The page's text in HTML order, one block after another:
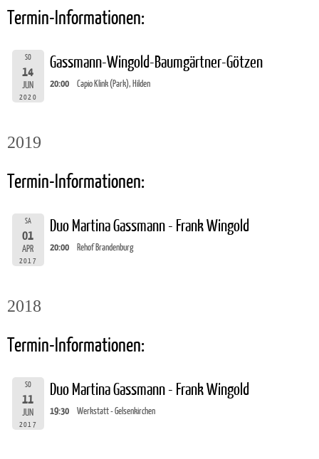
Termin-Informationen:
SO
14
JUN
2020
Gassmann-Wingold-Baumgärtner-Götzen
20:00 Capio Klink (Park), Hilden
2019
Termin-Informationen:
SA
01
APR
2017
Duo Martina Gassmann - Frank Wingold
20:00 Rehof Brandenburg
2018
Termin-Informationen:
SO
11
JUN
2017
Duo Martina Gassmann - Frank Wingold
19:30 Werkstatt - Gelsenkirchen